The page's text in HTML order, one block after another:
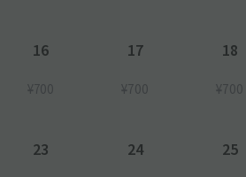
16
¥700
17
¥700
18
¥700
23 24 25